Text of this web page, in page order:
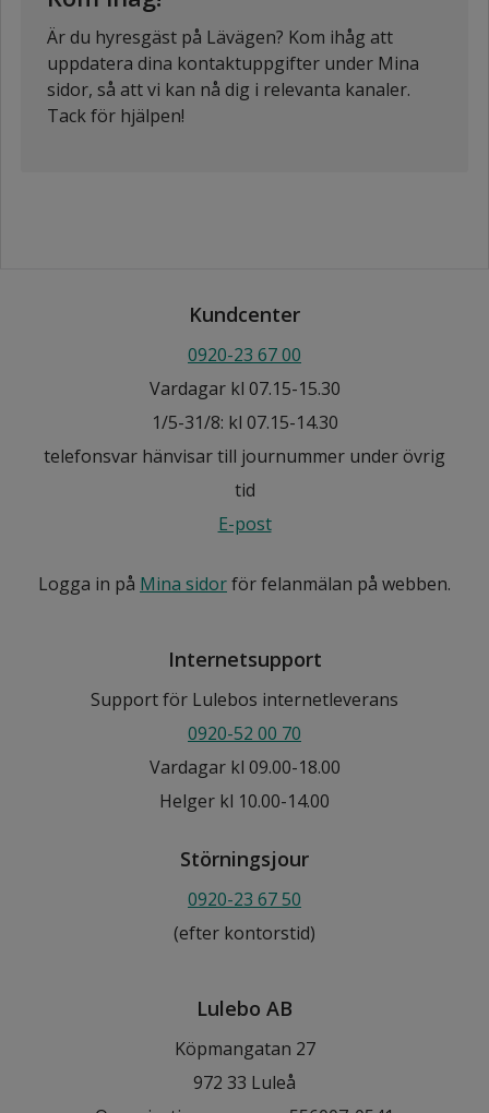
Är du hyresgäst på Lävägen? Kom ihåg att
uppdatera dina kontaktuppgifter under Mina
sidor, så att vi kan nå dig i relevanta kanaler.
Tack för hjälpen!
Kundcenter
0920-23 67 00
Vardagar kl 07.15-15.30
1/5-31/8: kl 07.15-14.30
telefonsvar hänvisar till journummer under övrig
tid
E-post
Logga in på Mina sidorför felanmälan på webben.
Internetsupport
Support för Lulebos internetleverans
0920-52 00 70
Vardagar kl 09.00-18.00
Helger kl 10.00-14.00
Störningsjour
0920-23 67 50
(efter kontorstid)
Lulebo AB
Köpmangatan 27
972 33 Luleå